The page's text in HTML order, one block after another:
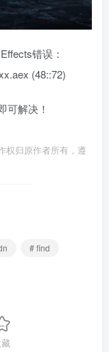
错误：
(48::72)
可解决！
权归原作者所有，遵
# find